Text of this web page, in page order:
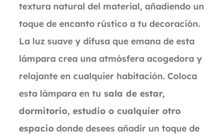
textura natural del material, añadiendo un
toque de encanto rústico a tu decoración.
La luz suave y difusa que emana de esta
lámpara crea una atmósfera acogedora y
relajante en cualquier habitación. Coloca
esta lámpara en tu sala de estar,
dormitorio, estudio o cualquier otro
espacio donde desees añadir un toque de